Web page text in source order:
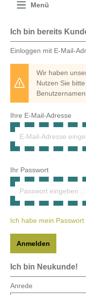
Menü
Ich bin bereits
Einloggen mit E-Mail-
Wir haben
Nutzen Sie
Ihre E-Mail-Adresse
Ich habe mein
Persönliche
Anrede